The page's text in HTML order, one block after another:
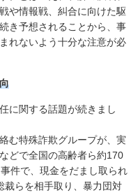
や情報戦、糾合に向けた駆
き予想されることから、事
れないよう十分な注意が必
に関する話題が続きまし
む特殊詐欺グループが、実
どで全国の高齢者ら約170
件で、現金をだまし取られ
裁らを相手取り、暴力団対